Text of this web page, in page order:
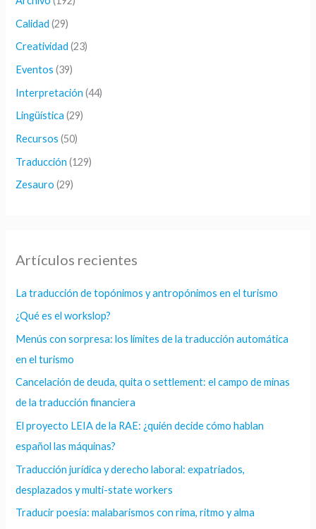
o
r
:
Calidad (29)
Creatividad (23)
Eventos (39)
Interpretación (44)
Lingüística (29)
Recursos (50)
Traducción (129)
Zesauro (29)
Artículos recientes
La traducción de topónimos y antropónimos en el turismo
¿Qué es el workslop?
Menús con sorpresa: los límites de la traducción automática
en el turismo
Cancelación de deuda, quita o settlement: el campo de minas
de la traducción financiera
El proyecto LEIA de la RAE: ¿quién decide cómo hablan
español las máquinas?
Traducción jurídica y derecho laboral: expatriados,
desplazados y multi-state workers
Traducir poesía: malabarismos con rima, ritmo y alma